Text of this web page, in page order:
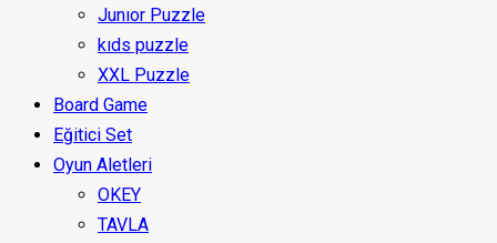
Junıor Puzzle
kıds puzzle
XXL Puzzle
Board Game
Eğitici Set
Oyun Aletleri
OKEY
TAVLA